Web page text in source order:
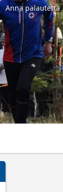
Anna palautetta